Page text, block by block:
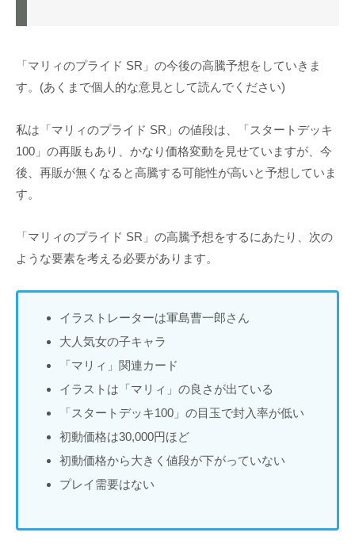
「マリィのプライド SR」の今後の高騰予想をしていきま
す。(あくまで個人的な意見として読んでください)
私は「マリィのプライド SR」の値段は、「スタートデッキ
100」の再販もあり、かなり価格変動を見せていますが、今
後、再販が無くなると高騰する可能性が高いと予想していま
す。
「マリィのプライド SR」の高騰予想をするにあたり、次の
ような要素を考える必要があります。
イラストレーターは軍島曹一郎さん
大人気女の子キャラ
「マリィ」関連カード
イラストは「マリィ」の良さが出ている
「スタートデッキ100」の目玉で封入率が低い
初動価格は30,000円ほど
初動価格から大きく値段が下がっていない
プレイ需要はない